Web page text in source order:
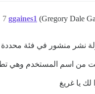
ggaines1 (Gregory Dale
7
نشر منشور في فئة محددة
من اسم المستخدم وهي
يا غريغ